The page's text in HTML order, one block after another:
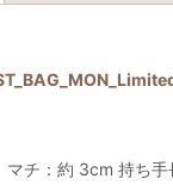
む
チ：約 3cm 持ち